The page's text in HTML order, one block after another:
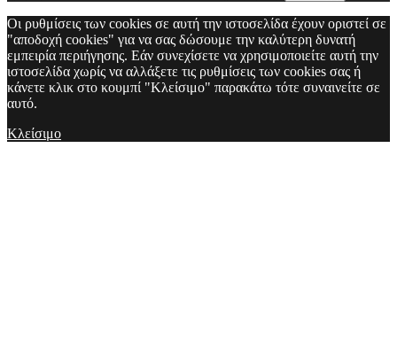
Οι ρυθμίσεις των cookies σε αυτή την ιστοσελίδα έχουν οριστεί σε
"αποδοχή cookies" για να σας δώσουμε την καλύτερη δυνατή
εμπειρία περιήγησης. Εάν συνεχίσετε να χρησιμοποιείτε αυτή την
ιστοσελίδα χωρίς να αλλάξετε τις ρυθμίσεις των cookies σας ή
κάνετε κλικ στο κουμπί "Κλείσιμο" παρακάτω τότε συναινείτε σε
αυτό.
Κλείσιμο